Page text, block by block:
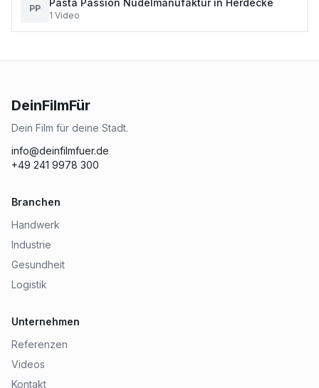
PP
1 Video
DeinFilmFür
Dein Film für deine Stadt.
info@deinfilmfuer.de
+49 241 9978 300
Branchen
Handwerk
Industrie
Gesundheit
Logistik
Unternehmen
Referenzen
Videos
Kontakt